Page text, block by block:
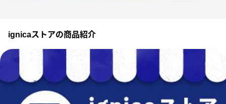
ignicaストアの商品紹介